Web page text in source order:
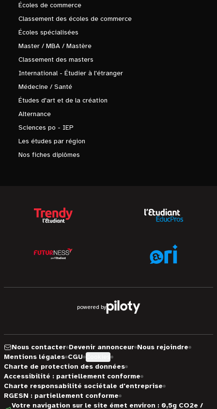
Écoles de commerce
Classement des écoles de commerce
Écoles spécialisées
Master / MBA / Mastère
Classement des masters
International - Étudier à l'étranger
Médecine / Santé
Études d'art et de la création
Alternance
Sciences po - IEP
Les études par région
Nos fiches diplômes
powered by
Nous contacter Devenir annonceur Nous rejoindre
Mentions légales CGU
Charte de protection des données
Accessibilité : partiellement conforme
Charte responsabilité sociétale d'entreprise
RGESN : partiellement conforme
Votre navigation sur le site émet environ : 0,5g CO2e /